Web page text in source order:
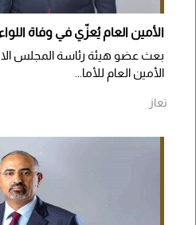
الأمين العام يُعزّي في وفاة
بعث عضو هيئة رئاسة المجلس
الأمين العام للأما...
تعاز